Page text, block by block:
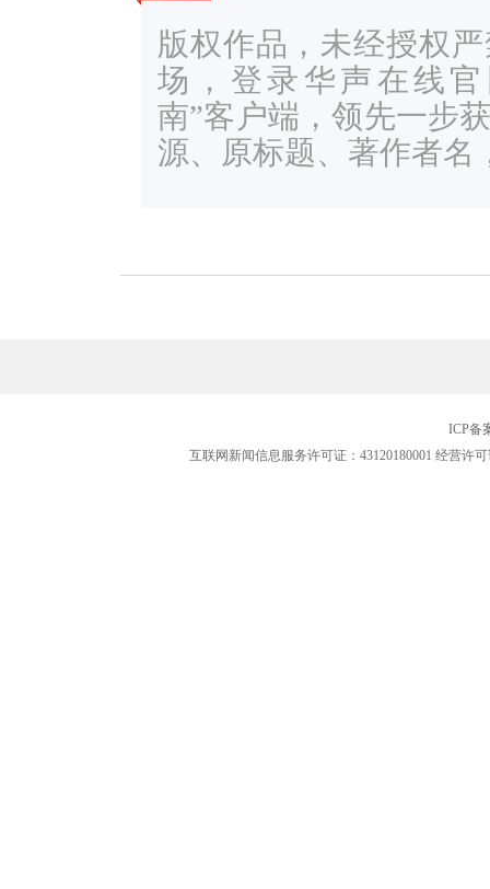
版权作品，未经授权
场，登录华声在线官
南”客户端，领先一步
源、原标题、著作者名
ICP备
互联网新闻信息服务许可证：43120180001 经营许可